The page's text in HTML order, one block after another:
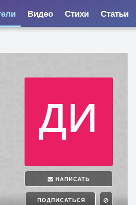
Видео Стихи Статьи
НАПИСАТЬ
ПОДПИСАТЬСЯ